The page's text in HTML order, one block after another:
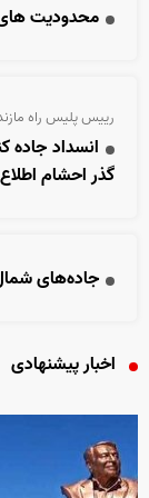
محدودیت های
رییس پلیس راه
انسداد
گذر احشام
جاده‌های
اخبار پیشنهادی